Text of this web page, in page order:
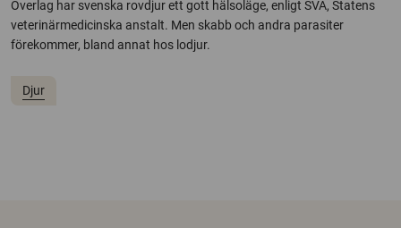
Överlag har svenska rovdjur ett gott hälsoläge, enligt SVA, Statens
veterinärmedicinska anstalt. Men skabb och andra parasiter
förekommer, bland annat hos lodjur.
Djur